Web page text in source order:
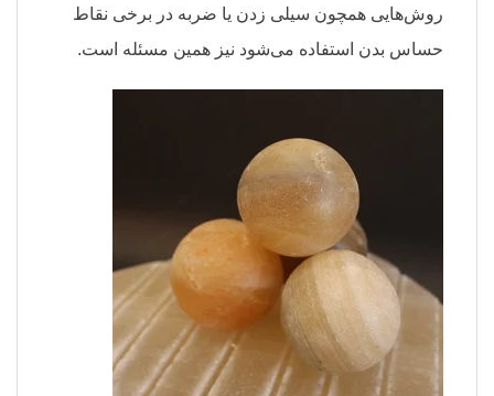
روش‌هایی همچون سیلی زدن یا ضربه در برخی نقاط
حساس بدن استفاده می‌شود نیز همین مسئله است.